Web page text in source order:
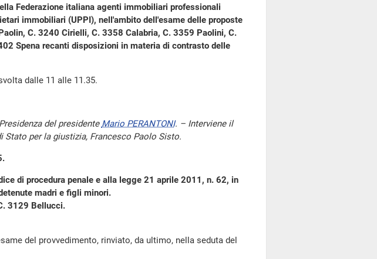
Federazione italiana agenti immobiliari professionali
immobiliari (UPPI), nell'ambito dell'esame delle proposte
C. 3240 Cirielli, C. 3358 Calabria, C. 3359 Paolini, C.
Spena recanti disposizioni in materia di contrasto delle
dalle 11 alle 11.35.
del presidente Mario PERANTONI. – Interviene il
Stato per la giustizia, Francesco Paolo Sisto.
di procedura penale e alla legge 21 aprile 2011, n. 62, in
madri e figli minori.
3129 Bellucci.
del provvedimento, rinviato, da ultimo, nella seduta del